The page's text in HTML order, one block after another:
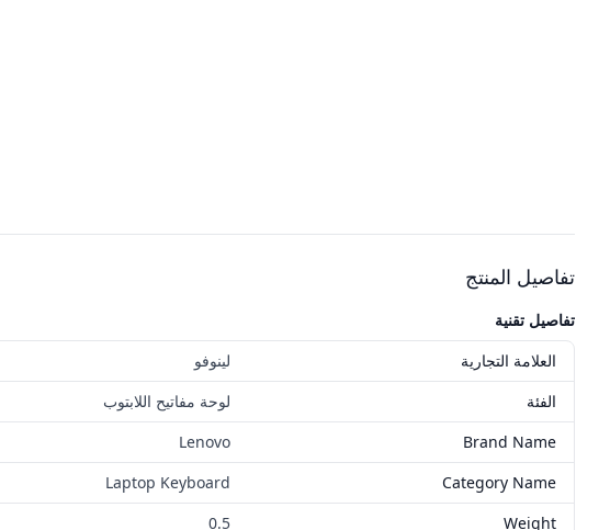
تفاصيل المنتج
تفاصيل تقنية
العلامة التجارية
لينوفو
الفئة
لوحة مفاتيح اللابتوب
Brand Name
Lenovo
Category Name
Laptop Keyboard
Weight
0.5